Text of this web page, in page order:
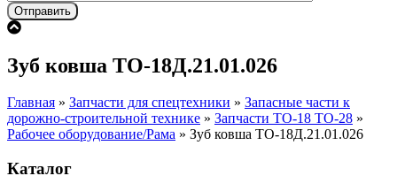
Зуб ковша ТО-18Д.21.01.026
Главная » Запчасти для спецтехники » Запасные части к
дорожно-строительной технике » Запчасти ТО-18 ТО-28 »
Рабочее оборудование/Рама » Зуб ковша ТО-18Д.21.01.026
Каталог